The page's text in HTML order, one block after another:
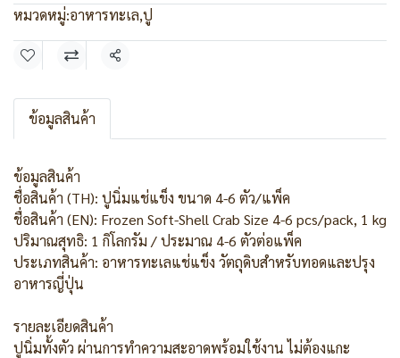
หมวดหมู่:อาหารทะเล,ปู
แชร์
ข้อมูลสินค้า
ข้อมูลสินค้า
ชื่อสินค้า (TH): ปูนิ่มแช่แข็ง ขนาด 4-6 ตัว/แพ็ค
ชื่อสินค้า (EN): Frozen Soft-Shell Crab Size 4-6 pcs/pack, 1 kg
ปริมาณสุทธิ: 1 กิโลกรัม / ประมาณ 4-6 ตัวต่อแพ็ค
ประเภทสินค้า: อาหารทะเลแช่แข็ง วัตถุดิบสำหรับทอดและปรุง
อาหารญี่ปุ่น
รายละเอียดสินค้า
ปูนิ่มทั้งตัว ผ่านการทำความสะอาดพร้อมใช้งาน ไม่ต้องแกะ